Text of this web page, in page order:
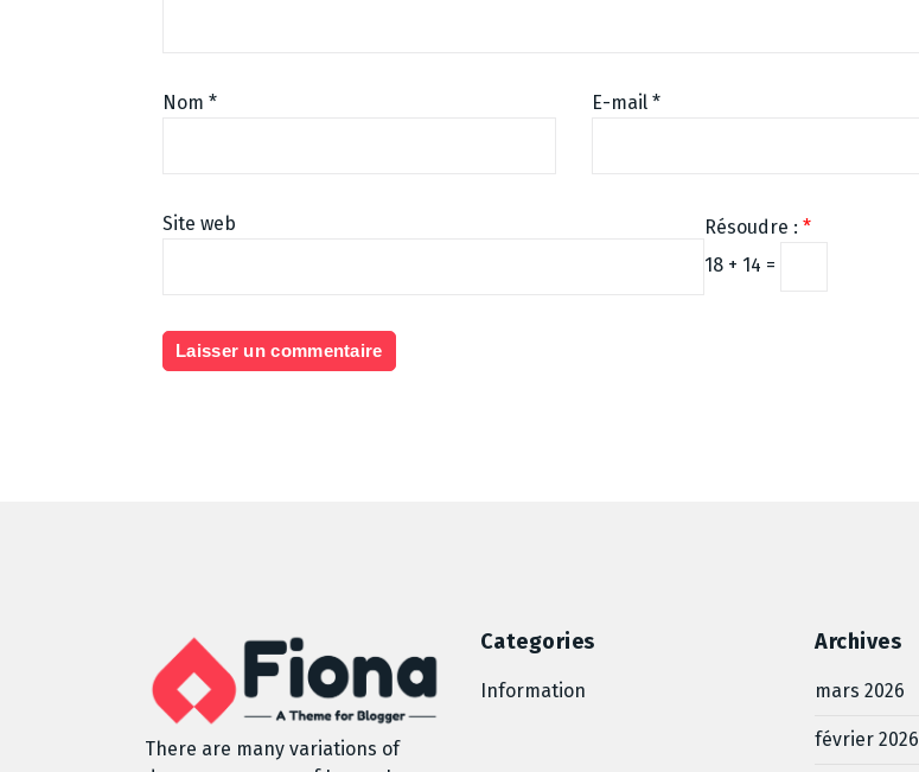
Nom * E-mail *
Site web Résoudre :*
18 + 14 =
There are many variations of
Categories
Information
Archives
mars 2026
février 2026